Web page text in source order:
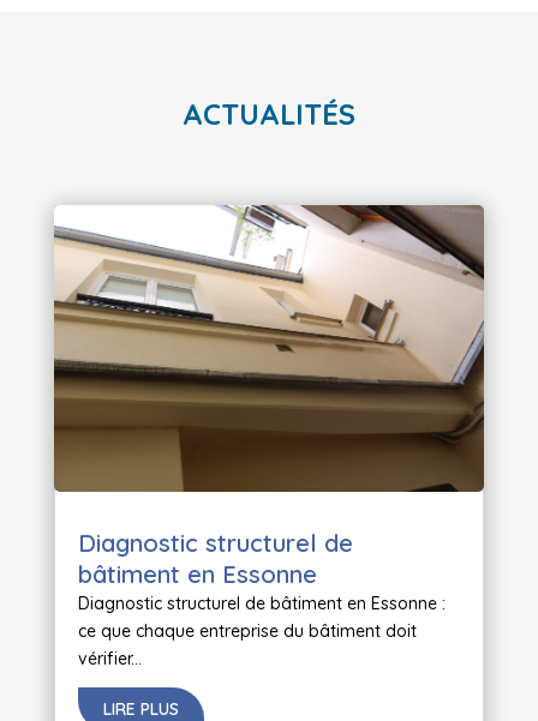
ACTUALITÉS
Diagnostic structurel de
bâtiment en Essonne
Diagnostic structurel de bâtiment en Essonne :
ce que chaque entreprise du bâtiment doit
vérifier...
LIRE PLUS